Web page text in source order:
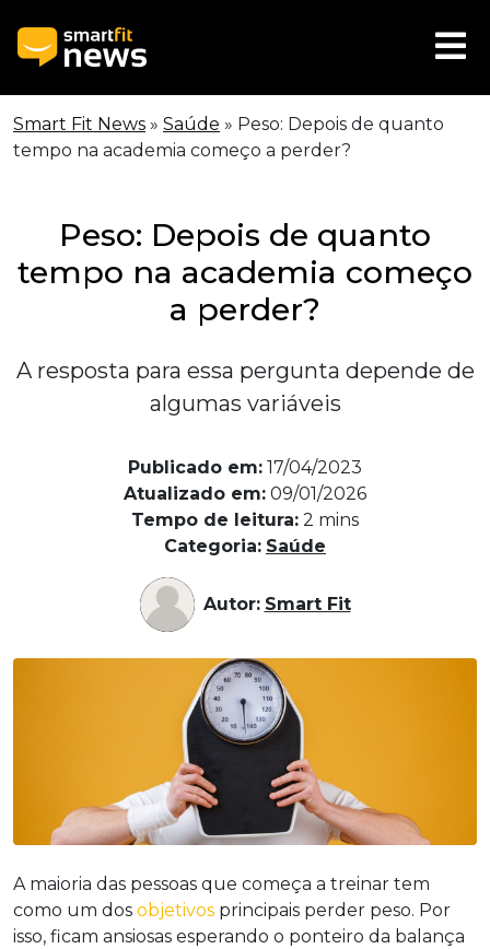
Smart Fit News » Saúde » Peso: Depois de quanto
tempo na academia começo a perder?
Peso: Depois de quanto
tempo na academia começo
a perder?
A resposta para essa pergunta depende de
algumas variáveis
Publicado em: 17/04/2023
Atualizado em: 09/01/2026
Tempo de leitura: 2 mins
Categoria: Saúde
Autor: Smart Fit
A maioria das pessoas que começa a treinar tem
como um dos objetivos principais perder peso. Por
isso, ficam ansiosas esperando o ponteiro da balança